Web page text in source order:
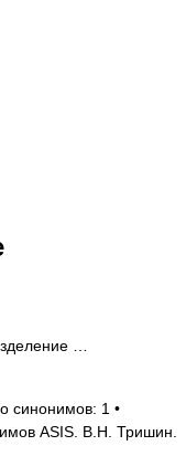
…
синонимов: 1 •
ASIS. В.Н. Тришин.